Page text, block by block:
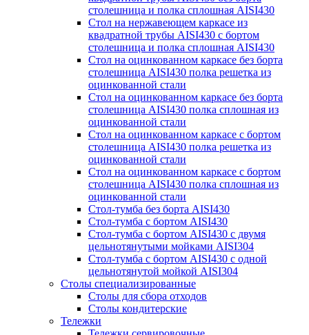
столешница и полка сплошная AISI430
Стол на нержавеющем каркасе из
квадратной трубы AISI430 с бортом
столешница и полка сплошная AISI430
Стол на оцинкованном каркасе без борта
столешница AISI430 полка решетка из
оцинкованной стали
Стол на оцинкованном каркасе без борта
столешница AISI430 полка сплошная из
оцинкованной стали
Стол на оцинкованном каркасе с бортом
столешница AISI430 полка решетка из
оцинкованной стали
Стол на оцинкованном каркасе с бортом
столешница AISI430 полка сплошная из
оцинкованной стали
Стол-тумба без борта AISI430
Стол-тумба с бортом AISI430
Стол-тумба с бортом AISI430 с двумя
цельнотянутыми мойками AISI304
Стол-тумба с бортом AISI430 с одной
цельнотянутой мойкой AISI304
Столы специализированные
Столы для сбора отходов
Столы кондитерские
Тележки